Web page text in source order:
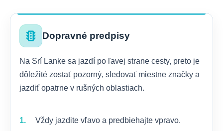
traffic Dopravné predpisy
Na Srí Lanke sa jazdí po ľavej strane cesty, preto je
dôležité zostať pozorný, sledovať miestne značky a
jazdiť opatrne v rušných oblastiach.
Vždy jazdite vľavo a predbiehajte vpravo.